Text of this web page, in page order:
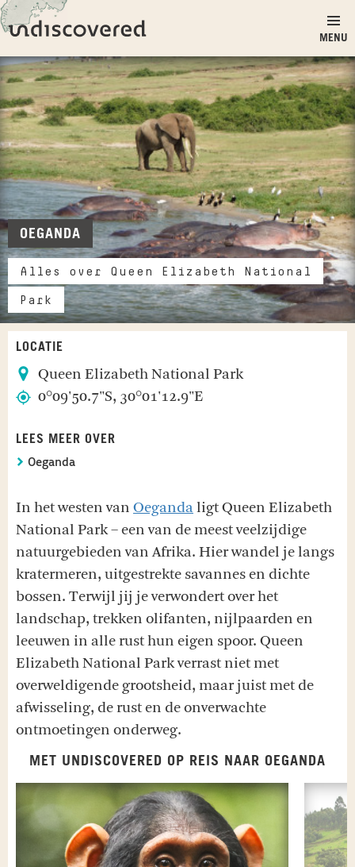
Ga naar inhoud
Undiscovered
MENU
OEGANDA
Alles over Queen Elizabeth National
Park
LOCATIE
Queen Elizabeth National Park
0°09'50.7"S, 30°01'12.9"E
LEES MEER OVER
Oeganda
In het westen van Oeganda ligt Queen Elizabeth
National Park – een van de meest veelzijdige
natuurgebieden van Afrika. Hier wandel je langs
kratermeren, uitgestrekte savannes en dichte
bossen. Terwijl jij je verwondert over het
landschap, trekken olifanten, nijlpaarden en
leeuwen in alle rust hun eigen spoor. Queen
Elizabeth National Park verrast niet met
overweldigende grootsheid, maar juist met de
afwisseling, de rust en de onverwachte
ontmoetingen onderweg.
MET UNDISCOVERED OP REIS NAAR OEGANDA